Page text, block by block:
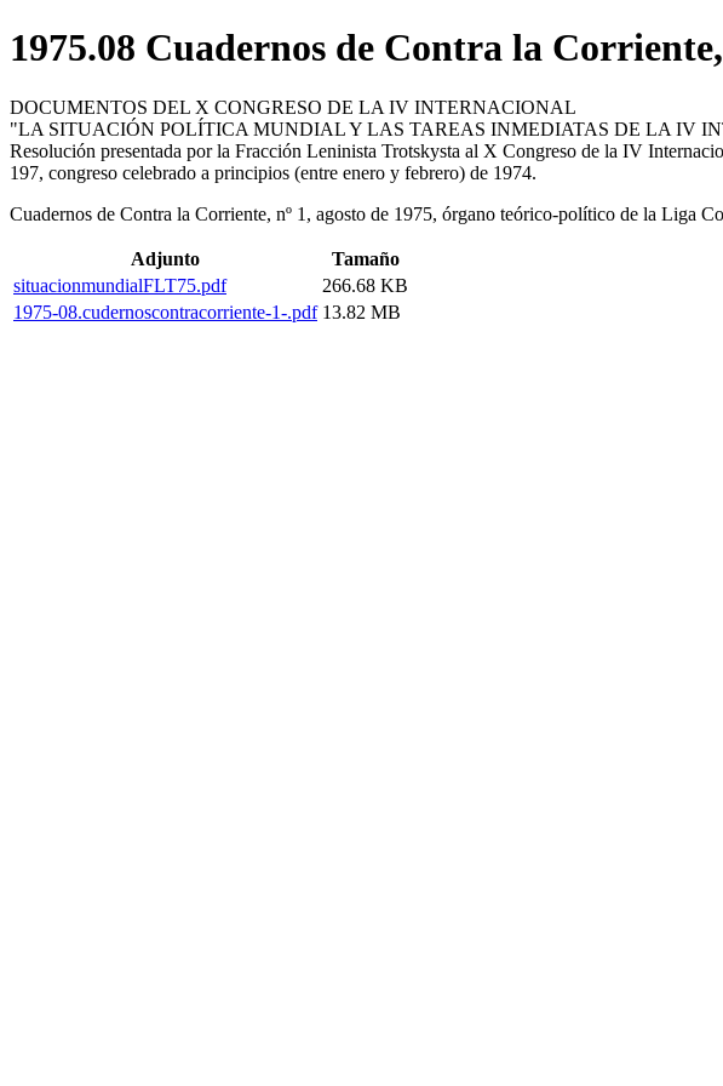
1975.08 Cuadernos de Contra la Corriente,
DOCUMENTOS DEL X CONGRESO DE LA IV INTERNACIONAL
"LA SITUACIÓN POLÍTICA MUNDIAL Y LAS TAREAS INMEDIATAS DE LA IV
Resolución presentada por la Fracción Leninista Trotskysta al X Congreso de la IV
197, congreso celebrado a principios (entre enero y febrero) de 1974.
Cuadernos de Contra la Corriente, nº 1, agosto de 1975, órgano teórico-político de la Liga
Adjunto
Tamaño
situacionmundialFLT75.pdf
266.68 KB
1975-08.cudernoscontracorriente-1-.pdf 13.82 MB